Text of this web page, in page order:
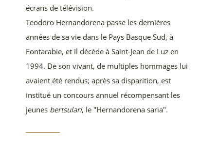
écrans de télévision.
Teodoro Hernandorena passe les dernières
années de sa vie dans le Pays Basque Sud, à
Fontarabie, et il décède à Saint-Jean de Luz en
1994. De son vivant, de multiples hommages lui
avaient été rendus; après sa disparition, est
institué un concours annuel récompensant les
jeunes bertsulari, le "Hernandorena saria".